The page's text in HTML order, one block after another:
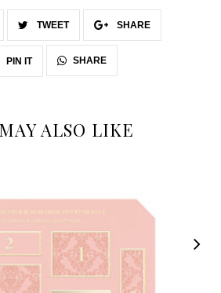
TWEET SHARE
PIN IT SHARE
ALSO LIKE